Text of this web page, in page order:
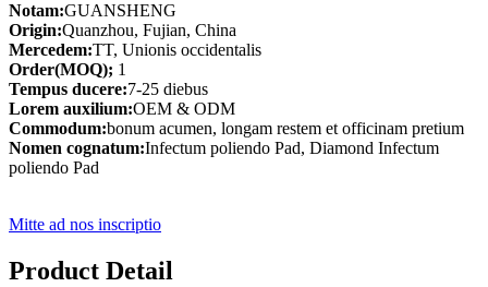
Notam:GUANSHENG
Origin:Quanzhou, Fujian, China
Mercedem:TT, Unionis occidentalis
Order(MOQ); 1
Tempus ducere:7-25 diebus
Lorem auxilium:OEM & ODM
Commodum:bonum acumen, longam restem et officinam pretium
Nomen cognatum:Infectum poliendo Pad, Diamond Infectum
poliendo Pad
Mitte ad nos inscriptio
Product Detail